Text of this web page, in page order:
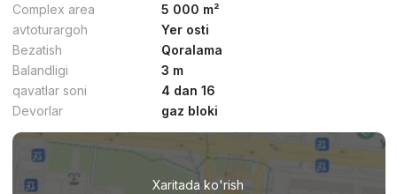
Complex area
5 000 m²
avtoturargoh
Yer osti
Bezatish
Qoralama
Balandligi
3 m
qavatlar soni
4 dan 16
Devorlar
gaz bloki
Xaritada ko'rish